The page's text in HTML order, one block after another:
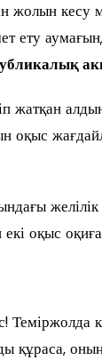
жолын
ету
жатқан
оқыс оқиға